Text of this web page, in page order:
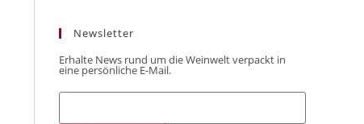
Newsletter
Erhalte News rund um die Weinwelt verpackt in
eine persönliche E-Mail.